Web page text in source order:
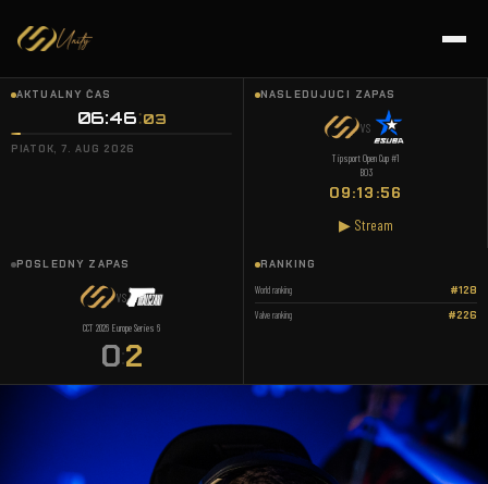
AKTUÁLNY ČAS
06:46 04
PIATOK, 7. AUG 2026
NASLEDUJÚCI ZÁPAS
VS
Tipsport Open Cup #1
BO3
09:13:55
▶ Stream
POSLEDNÝ ZÁPAS
VS
CCT 2026 Europe Series 6
0:2
RANKING
World ranking #128
Valve ranking #226